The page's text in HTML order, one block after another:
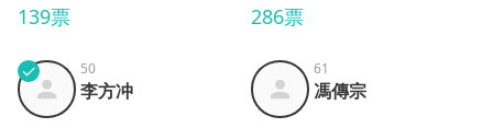
139票 286票
李方
冲
✓ 50
李方冲
馮傳
宗
61
馮傳宗